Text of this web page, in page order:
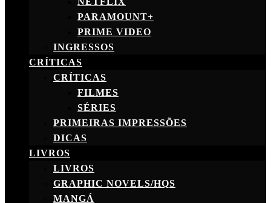
PARAMOUNT+
PRIME VIDEO
INGRESSOS
CRÍTICAS
CRÍTICAS
FILMES
SÉRIES
PRIMEIRAS IMPRESSÕES
DICAS
LIVROS
LIVROS
GRAPHIC NOVELS/HQS
MANGÁ